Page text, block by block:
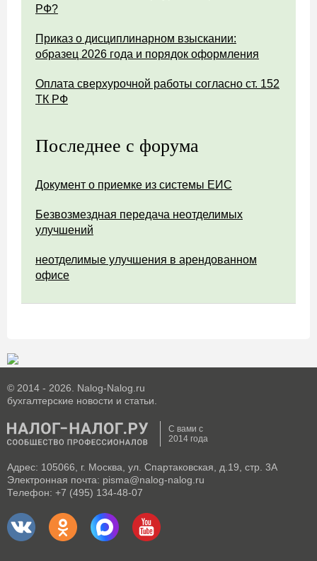
РФ?
Приказ о дисциплинарном взыскании:
образец 2026 года и порядок оформления
Оплата сверхурочной работы согласно ст. 152
ТК РФ
Последнее с форума
Документ о приемке из системы ЕИС
Безвозмездная передача неотделимых
улучшений
неотделимые улучшения в арендованном
офисе
© 2014 - 2026. Nalog-Nalog.ru
бухгалтерские новости и статьи.
С вами с
2014 года
Адрес: 105066, г. Москва, ул. Спартаковская, д.19, стр. 3А
Электронная почта: pisma@nalog-nalog.ru
Телефон: +7 (495) 134-48-07